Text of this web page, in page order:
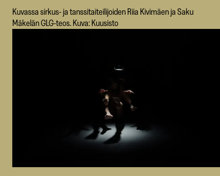
Kuvassa sirkus- ja tanssitaiteilijoiden Riia Kivimäen ja Saku
Mäkelän GLG-teos. Kuva: Kuusisto